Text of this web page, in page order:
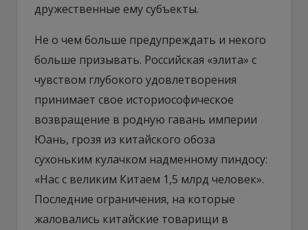
дружественные ему субъекты.
Не о чем больше предупреждать и некого
больше призывать. Российская «элита» с
чувством глубокого удовлетворения
принимает свое историософическое
возвращение в родную гавань империи
Юань, грозя из китайского обоза
сухоньким кулачком надменному пиндосу:
«Нас с великим Китаем 1,5 млрд человек».
Последние ограничения, на которые
жаловались китайские товарищи в